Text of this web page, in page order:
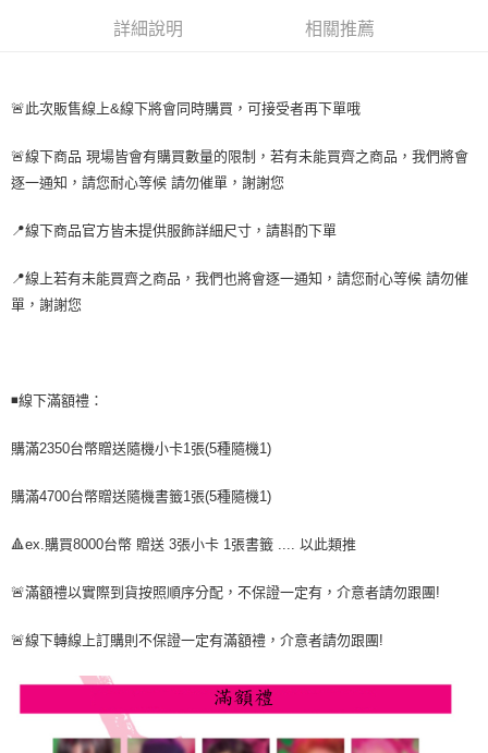
AFTEE先享後付
便利好安心！
２．便利：只要手機號碼，簡訊認證，即可結帳。
１．於結帳方式選擇「AFTEE先享後付」後，將跳轉至「AFTEE先享後付」
２．訂單成立數日內，您將收到繳費通知簡訊。
３．收到繳費通知簡訊後14天內，點擊此簡訊中的連結，可透過四大超商／
ATM／網路銀行／等多元方式進行付款，方視為交易完成。
是否繳費成功／繳費後需取消欲退款等相關疑問，請聯繫「AFTEE先享後付
易，需依本服務之必要範圍內提供個人資料，並將交易相關給付款項請求債
２．關於個人資料處理事宜，請瀏覽以下網址：
３．未成年的使用者請事先徵得法定代理人或監護人之同意方可使用
「AFTEE先享後付」，若未經同意申辦者引起之損失，本公司不負相關責
４．使用「AFTEE先享後付」時，將依據個別帳號之用戶狀況，依本公司即
請求用戶進行身份認證。
５．嚴禁一人註冊多個帳號或使用他人資訊註冊。若發現惡意使用之情形，
恩沛科技股份有限公司將有權停止該用戶之使用額度並採取法律行動。
全家取貨付款
每筆NT$60，滿NT$1,599(含以上)免運費
7-11取貨付款
新竹貨運
每筆NT$90
每筆NT$200
付款後門市自取
歐洲國家/地區配送 查看運費
詳細說明 相關推薦
🚨此次販售線上&線下將會同時購買，可接受者再下單哦
🚨線下商品 現場皆會有購買數量的限制，若有未能買齊之商品，我們將會
逐一通知，請您耐心等候 請勿催單，謝謝您
📍線下商品官方皆未提供服飾詳細尺寸，請斟酌下單
📍線上若有未能買齊之商品，我們也將會逐一通知，請您耐心等候 請勿催
單，謝謝您
◾️線下滿額禮：
購滿2350台幣贈送隨機小卡1張(5種隨機1)
購滿4700台幣贈送隨機書籤1張(5種隨機1)
🔺ex.購買8000台幣 贈送 3張小卡 1張書籤 .... 以此類推
🚨滿額禮以實際到貨按照順序分配，不保證一定有，介意者請勿跟團!
🚨線下轉線上訂購則不保證一定有滿額禮，介意者請勿跟團!